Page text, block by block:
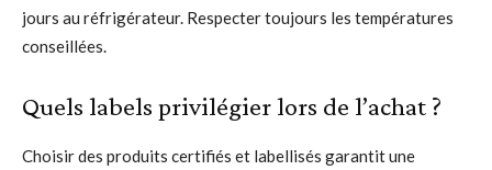
jours au réfrigérateur. Respecter toujours les températures
conseillées.
Quels labels privilégier lors de l’achat ?
Choisir des produits certifiés et labellisés garantit une